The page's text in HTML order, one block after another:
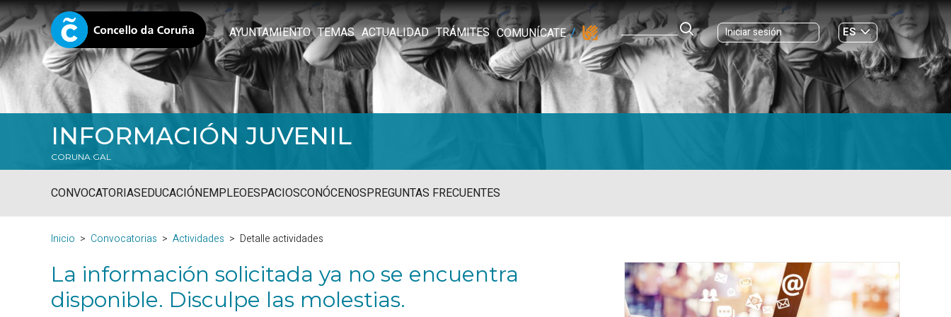
AYUNTAMIENTO TEMAS ACTUALIDAD TRÁMITES COMUNÍCATE Iniciar sesión
ES
GL
INFORMACIÓN JUVENIL
CORUNA.GAL
CONVOCATORIASEDUCACIÓNEMPLEOESPACIOSCONÓCENOSPREGUNTAS FRECUENTES
Inicio Convocatorias Actividades Detalle actividades
La información solicitada ya no se encuentra
disponible. Disculpe las molestias.